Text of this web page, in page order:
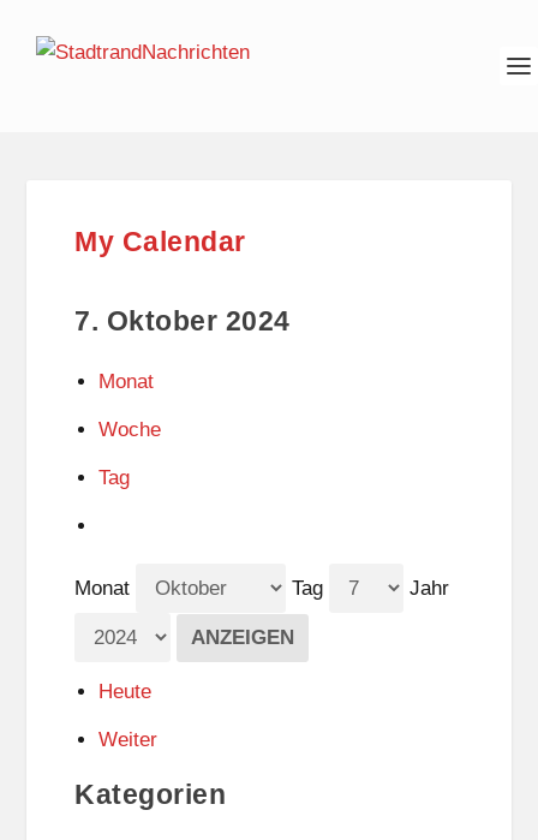
My Calendar
7. Oktober 2024
Monat
Woche
Tag
Monat Tag Jahr
Heute
Weiter
Kategorien